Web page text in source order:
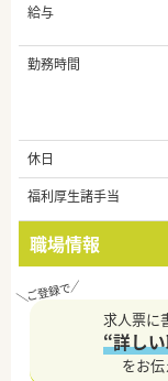
給与
勤務時間
休日
福利厚生諸手当
職場情報
求人票に
“詳し
をお伝